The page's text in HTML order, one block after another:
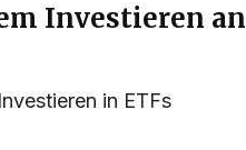
Investieren an
in ETFs